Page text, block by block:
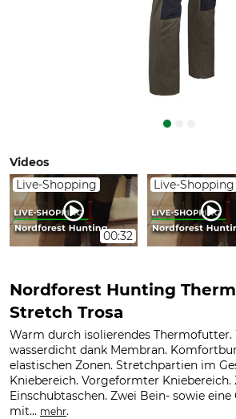
Videos
Live-Shopping
00:32
Live-Shopping
Nordforest Hunting
Stretch Trosa
Warm durch isolierendes Thermofutter.
wasserdicht dank Membran.
elastischen Zonen. Stretchpartien im
Kniebereich. Vorgeformter Kniebereich.
Einschubtaschen. Zwei Bein- sowie eine
mit... mehr.